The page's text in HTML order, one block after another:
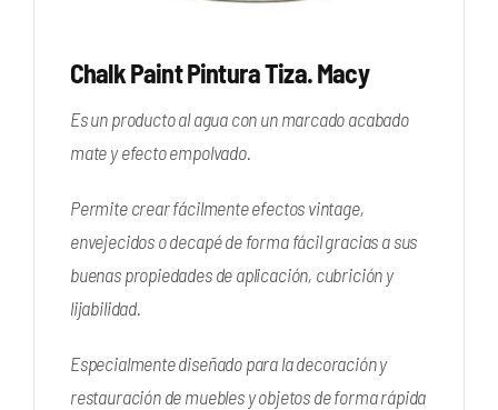
Chalk Paint Pintura Tiza. Macy
Es un producto al agua con un marcado acabado
mate y efecto empolvado.
Permite crear fácilmente efectos vintage,
envejecidos o decapé de forma fácil gracias a sus
buenas propiedades de aplicación, cubrición y
lijabilidad.
Especialmente diseñado para la decoración y
restauración de muebles y objetos de forma rápida